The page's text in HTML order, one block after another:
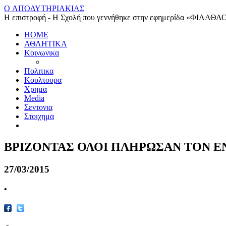
O ΑΠΟΔΥΤΗΡΙΑΚΙΑΣ
Η επιστροφή - Η Σχολή που γεννήθηκε στην εφημερίδα
HOME
ΑΘΛΗΤΙΚΑ
Κοινωνικα
Πολιτικα
Κουλτουρα
Χρημα
Media
Σεντονια
Στοιχημα
ΒΡΙΖΟΝΤΑΣ ΟΛΟΙ ΠΛΗΡΩΣΑΝ ΤΟΝ
27/03/2015
•